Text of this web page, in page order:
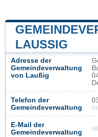
LAUSSIG
Adresse der
Gemeindeverwaltung
von Laußig
Telefon der
Gemeindeverwaltung
E-Mail der
Gemeindeverwaltung